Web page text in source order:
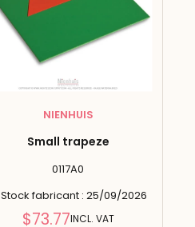
NIENHUIS
Small trapeze
0117A0
Stock fabricant : 25/09/2026
Reduced
$73.77INCL. VAT